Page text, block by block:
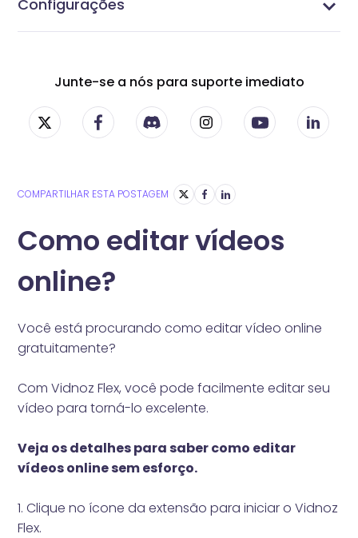
Configurações
Junte-se a nós para suporte imediato
COMPARTILHAR ESTA POSTAGEM
Como editar vídeos
online?
Você está procurando como editar vídeo online
gratuitamente?
Com Vidnoz Flex, você pode facilmente editar seu
vídeo para torná-lo excelente.
Veja os detalhes para saber como editar
vídeos online sem esforço.
1. Clique no ícone da extensão para iniciar o Vidnoz
Flex.